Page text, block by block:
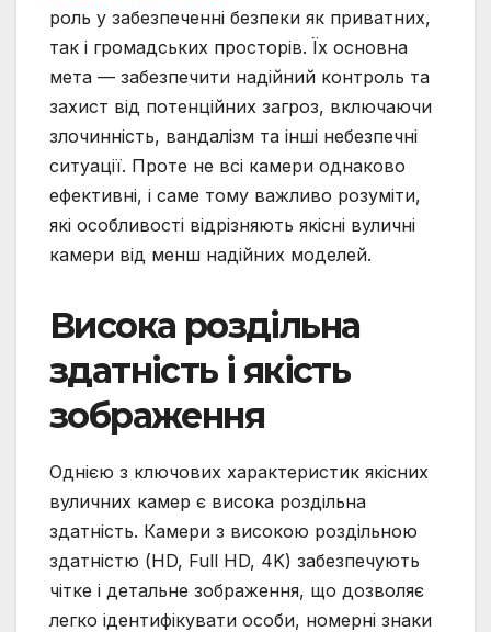
роль у забезпеченні безпеки як приватних,
так і громадських просторів. Їх основна
мета — забезпечити надійний контроль та
захист від потенційних загроз, включаючи
злочинність, вандалізм та інші небезпечні
ситуації. Проте не всі камери однаково
ефективні, і саме тому важливо розуміти,
які особливості відрізняють якісні вуличні
камери від менш надійних моделей.
Висока роздільна
здатність і якість
зображення
Однією з ключових характеристик якісних
вуличних камер є висока роздільна
здатність. Камери з високою роздільною
здатністю (HD, Full HD, 4K) забезпечують
чітке і детальне зображення, що дозволяє
легко ідентифікувати особи, номерні знаки